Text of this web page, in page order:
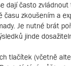
dají často
zkoušením a
Je nutné brát
jinde
tlačítek (včetně